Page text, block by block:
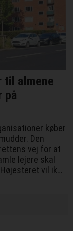
til almene
på
køber
Den
vej for at
lejere skal
vil ikke